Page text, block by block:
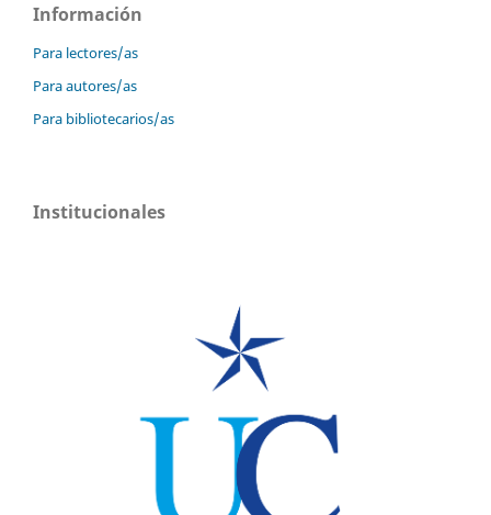
Información
Para lectores/as
Para autores/as
Para bibliotecarios/as
Institucionales